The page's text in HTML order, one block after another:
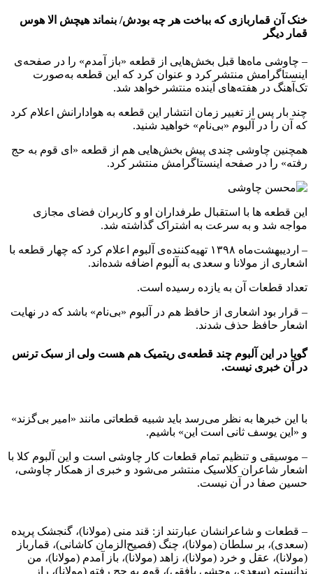
خنک آن قماربازی که بباخت هر چه بودش/ بنماند هیچش الا هوس
قمار دیگر
– چاوشی ماه‌ها قبل بخش‌هایی از قطعه «باز آمدم» را در صفحه‌ی
اینستاگرامش منتشر کرد و عنوان کرد که این قطعه به‌صورت
تک‌آهنگ در هفته‌های آینده منتشر خواهد شد.
چند بار پس از تغییر زمان انتشار این قطعه به هوادارانش اعلام کرد
که آن را در آلبوم «بی‌نام» خواهید شنید.
همچنین چاوشی چندی پیش بخش‌هایی هم از قطعه «ای قوم به حج
رفته» را در صفحه اینستاگرامش منتشر کرد.
این قطعه ها با استقبال طرفداران او و کاربران فضای مجازی
مواجه شد و به سرعت به اشتراک گذاشته شد.
– اردیبهشت‌ماه ۱۳۹۸ تهیه‌کننده‌ی آلبوم اعلام کرد که چهار قطعه با
اشعاری از مولانا و سعدی به آلبوم اضافه‌ شده‌اند.
تعداد قطعات آن به یازده رسیده است.
– قرار بود اشعاری از حافظ هم در آلبوم «بی‌نام» باشد که در نهایت
اشعار حافظ حذف شدند.
گویا در این آلبوم چند قطعه‌ی ریتمیک هم هست ولی از سبک ترنس
در آن خبری نیست.
با این خبرها به نظر می‌رسد باید شبیه قطعاتی مانند «امیر بی‌گزند»
و «این یوسف ثانی است این» باشیم.
– موسیقی و تنظیم تمام قطعات کار چاوشی است و این آلبوم کلا با
اشعار شاعران کلاسیک منتشر می‌شود و خبری از همکار چاوشی،
حسین صفا در آن نیست.
– قطعات و شاعرانشان عبارتند از: قند منی (مولانا)، گنجشک پریده
(سعدی)، بر سلطان (مولانا)، چنگ (فصیح‌الزمان کاشانی)، قمارباز
(مولانا)، عقل و خرد (مولانا)، زاهد (مولانا)، باز آمدم (مولانا)، من
ندانستم (سعدی، وحشی بافقی)، قوم به حج رفته (مولانا)، راز